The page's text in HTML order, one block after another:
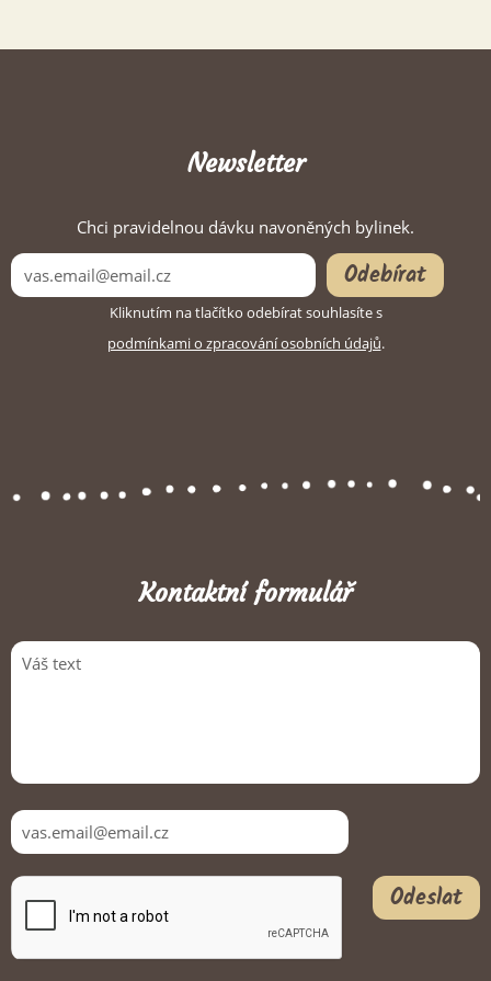
Newsletter
Chci pravidelnou dávku navoněných bylinek.
Odebírat
Kliknutím na tlačítko odebírat souhlasíte s
podmínkami o zpracování osobních údajů.
Kontaktní formulář
Odeslat